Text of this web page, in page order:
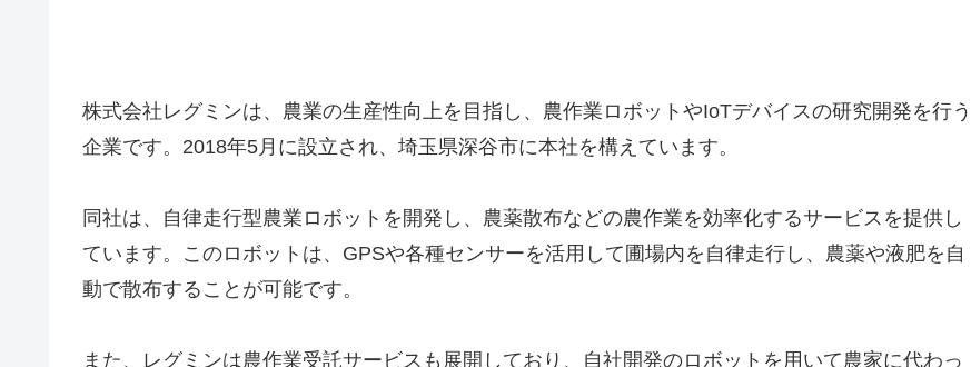
株式会社レグミンは、農業の生産性向上を目指し、農作業ロボットやIoTデバイスの研究開発を行う
企業です。2018年5月に設立され、埼玉県深谷市に本社を構えています。
同社は、自律走行型農業ロボットを開発し、農薬散布などの農作業を効率化するサービスを提供し
ています。このロボットは、GPSや各種センサーを活用して圃場内を自律走行し、農薬や液肥を自
動で散布することが可能です。
また、レグミンは農作業受託サービスも展開しており、自社開発のロボットを用いて農家に代わっ